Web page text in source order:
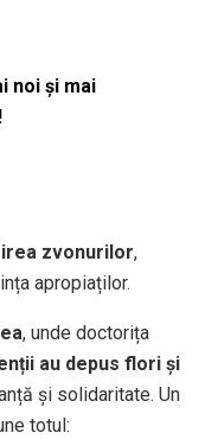
noi și mai
zvonurilor,
apropiaților.
, unde doctorița
au depus flori și
și solidaritate. Un
totul: